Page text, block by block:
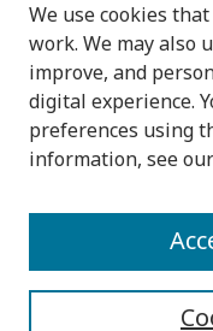
Browse
Collections
Disciplines
Authors
We use cookies
work. We may also
improve, and
digital experience.
preferences using
information, see our